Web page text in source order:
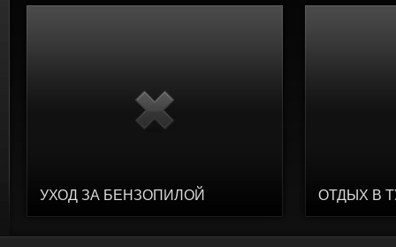
УХОД ЗА БЕНЗОПИЛОЙ ОТДЫХ В